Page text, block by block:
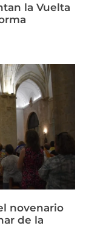
la Vuelta
novenario
de la